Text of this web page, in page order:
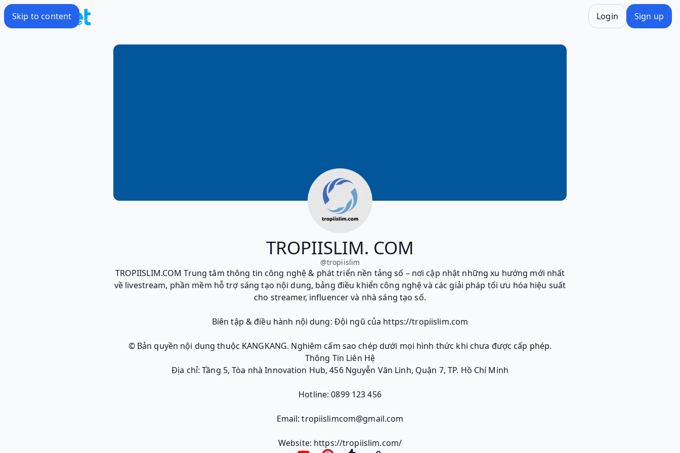
Skip to content Login Sign up
TROPIISLIM. COM
@tropiislim
TROPIISLIM.COM Trung tâm thông tin công nghệ & phát triển nền tảng số – nơi cập nhật những xu hướng mới nhất
về livestream, phần mềm hỗ trợ sáng tạo nội dung, bảng điều khiển công nghệ và các giải pháp tối ưu hóa hiệu suất
cho streamer, influencer và nhà sáng tạo số.
Biên tập & điều hành nội dung: Đội ngũ của https://tropiislim.com
© Bản quyền nội dung thuộc KANGKANG. Nghiêm cấm sao chép dưới mọi hình thức khi chưa được cấp phép.
Thông Tin Liên Hệ
Địa chỉ: Tầng 5, Tòa nhà Innovation Hub, 456 Nguyễn Văn Linh, Quận 7, TP. Hồ Chí Minh
Hotline: 0899 123 456
Email: tropiislimcom@gmail.com
Website: https://tropiislim.com/